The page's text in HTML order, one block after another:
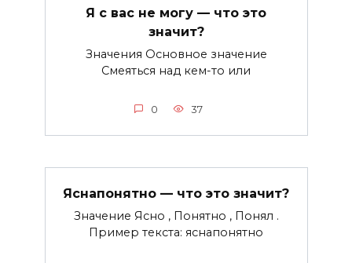
Я с вас не могу — что это
значит?
Значения Основное значение
Смеяться над кем-то или
0 37
Яснапонятно — что это значит?
Значение Ясно , Понятно , Понял .
Пример текста: яснапонятно